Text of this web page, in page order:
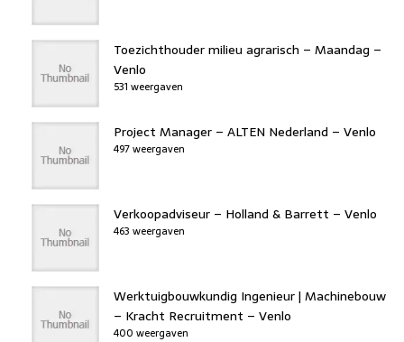
Toezichthouder milieu agrarisch – Maandag –
Venlo
531 weergaven
Project Manager – ALTEN Nederland – Venlo
497 weergaven
Verkoopadviseur – Holland & Barrett – Venlo
463 weergaven
Werktuigbouwkundig Ingenieur | Machinebouw
– Kracht Recruitment – Venlo
400 weergaven